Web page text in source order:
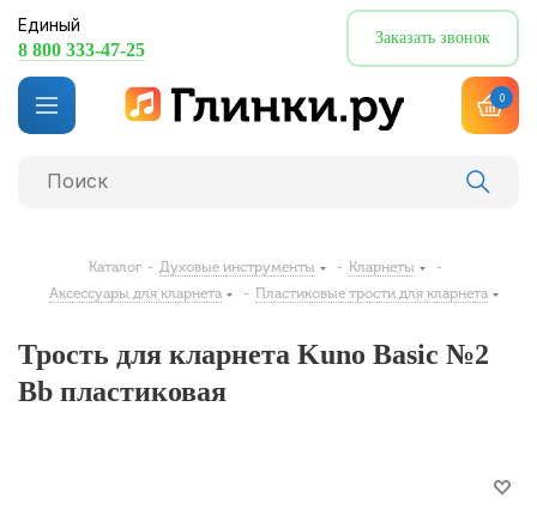
Единый
8 800 333-47-25
Заказать звонок
0
Каталог - Духовые инструменты - Кларнеты
-
Аксессуары для кларнета
- Пластиковые трости для кларнета
Трость для кларнета Kuno Basic №2
Bb пластиковая